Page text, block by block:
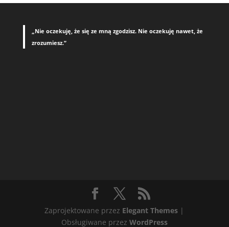
„Nie oczekuję, że się ze mną zgodzisz. Nie oczekuję nawet, że
zrozumiesz.”
Zaprojektowane przez Elegant Themes |
Obsługiwane przez WordPress